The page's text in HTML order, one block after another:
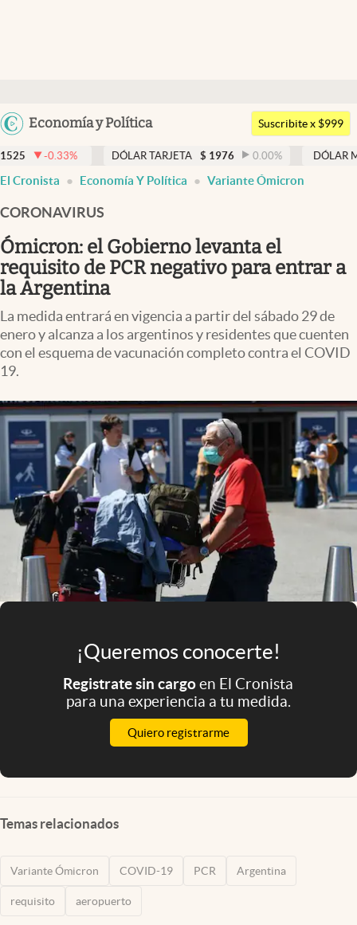
Argentina
Economía y Política
Members
Economía y Política
Finanzas y Mercados
Mercados Online
Negocios
Columnistas
Apertura
Clima
Mundial 2026
Eventos Corporativos
El Cronista Studio
Mediakit
abre en nueva pestaña
Argentina
Suscribite x $999
DÓLAR TARJETA $ 1976 0.00 % DÓLAR MEP 1526,03
El Cronista Economía Y Política Variante Ómicron
CORONAVIRUS
Ómicron: el Gobierno levanta el
requisito de PCR negativo para entrar a
la Argentina
La medida entrará en vigencia a partir del sábado 29 de
enero y alcanza a los argentinos y residentes que cuenten
con el esquema de vacunación completo contra el COVID
19.
¡Queremos conocerte!
Registrate sin cargoen El Cronista
para una experiencia a tu medida.
Quiero registrarme
Temas relacionados
Variante Ómicron COVID-19 PCR Argentina
requisito aeropuerto